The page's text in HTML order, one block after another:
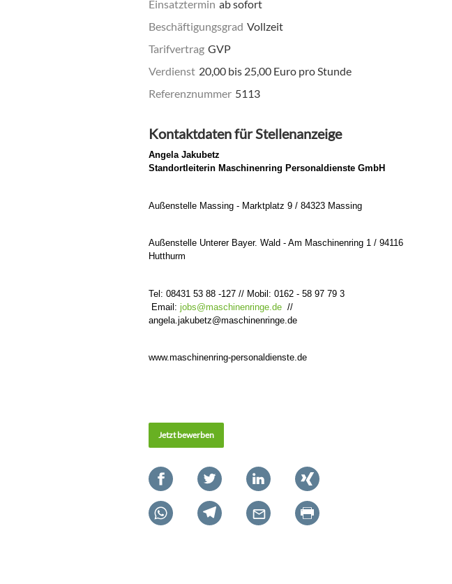
Einsatztermin ab sofort
Beschäftigungsgrad Vollzeit
Tarifvertrag GVP
Verdienst 20,00 bis 25,00 Euro pro Stunde
Referenznummer 5113
Kontaktdaten für Stellenanzeige
Angela Jakubetz
Standortleiterin Maschinenring Personaldienste GmbH
Außenstelle Massing - Marktplatz 9 / 84323 Massing
Außenstelle Unterer Bayer. Wald - Am Maschinenring 1 / 94116
Hutthurm
Tel: 08431 53 88 -127 // Mobil: 0162 - 58 97 79 3
Email:jobs@maschinenringe.de //
angela.jakubetz@maschinenringe.de
www.maschinenring-personaldienste.de
Jetzt bewerben